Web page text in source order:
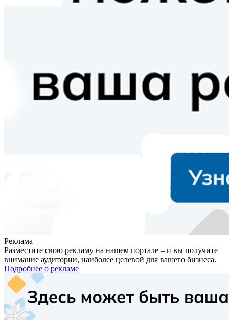
Реклама
Разместите свою рекламу на нашем портале – и вы получите
внимание аудитории, наиболее целевой для вашего бизнеса.
Подробнее о рекламе